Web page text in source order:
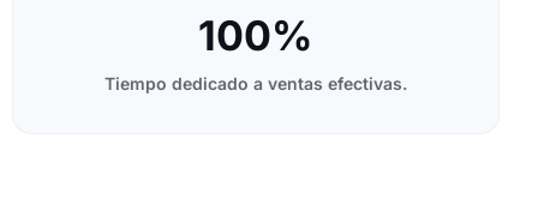
100%
Tiempo dedicado a ventas efectivas.